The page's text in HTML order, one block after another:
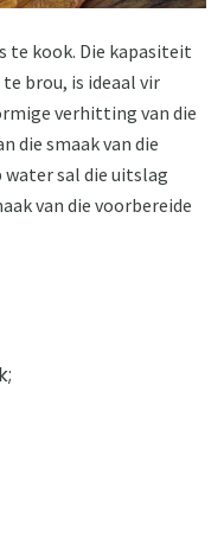
te kook. Die kapasiteit
brou, is ideaal vir
verhitting van die
die smaak van die
water sal die uitslag
van die voorbereide